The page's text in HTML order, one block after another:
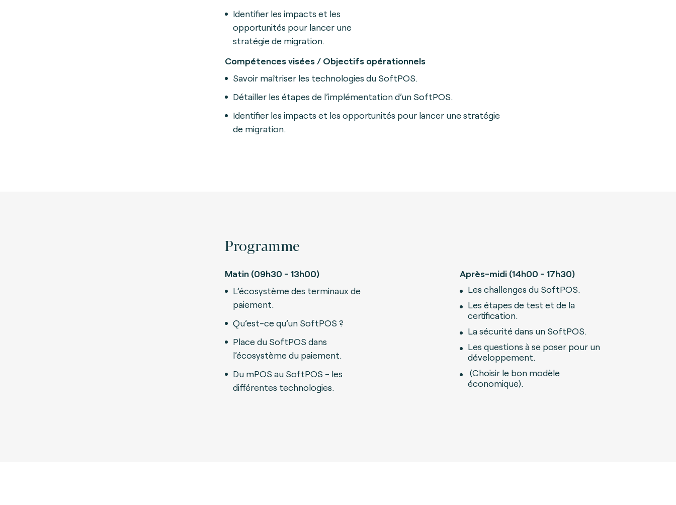
Identifier les impacts et les
opportunités pour lancer une
stratégie de migration.
Compétences visées / Objectifs opérationnels
Savoir maîtriser les technologies du SoftPOS.
Détailler les étapes de l’implémentation d’un SoftPOS.
Identifier les impacts et les opportunités pour lancer une stratégie
de migration.
Programme
Matin (09h30 - 13h00)
L’écosystème des terminaux de
paiement.
Qu’est-ce qu’un SoftPOS ?
Place du SoftPOS dans
l’écosystème du paiement.
Du mPOS au SoftPOS - les
différentes technologies.
Après-midi (14h00 - 17h30)
Les challenges du SoftPOS.
Les étapes de test et de la
certification.
La sécurité dans un SoftPOS.
Les questions à se poser pour un
développement.
(Choisir le bon modèle
économique).